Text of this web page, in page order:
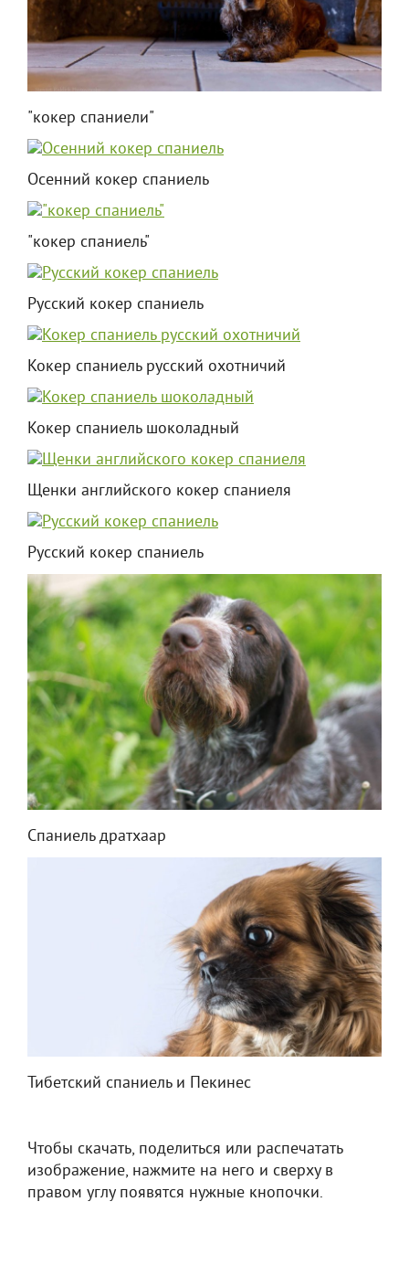
"кокер спаниели"
Осенний кокер спаниель
"кокер спаниель"
Русский кокер спаниель
Кокер спаниель русский охотничий
Кокер спаниель шоколадный
Щенки английского кокер спаниеля
Русский кокер спаниель
Спаниель дратхаар
Тибетский спаниель и Пекинес
Чтобы скачать, поделиться или распечатать
изображение, нажмите на него и сверху в
правом углу появятся нужные кнопочки.